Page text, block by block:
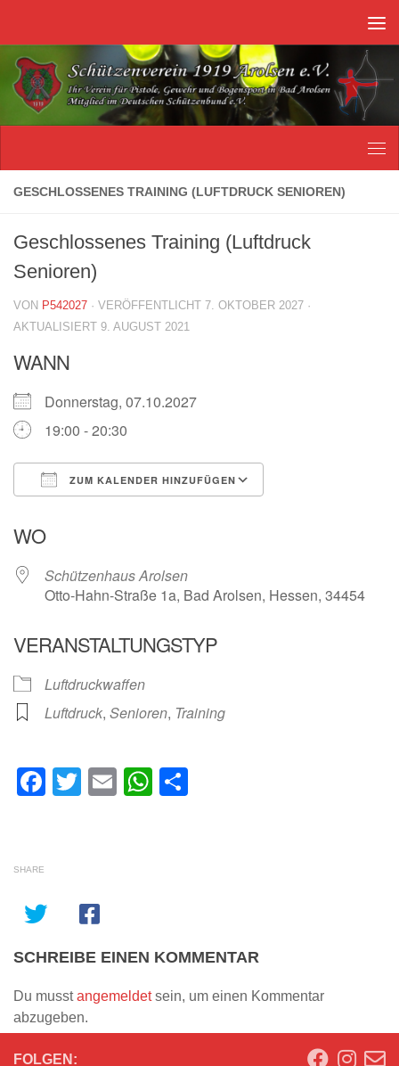
GESCHLOSSENES TRAINING (LUFTDRUCK SENIOREN)
Geschlossenes Training (Luftdruck
Senioren)
VON P542027 · VERÖFFENTLICHT 7. OKTOBER 2027 ·
AKTUALISIERT 9. AUGUST 2021
WANN
Donnerstag, 07.10.2027
19:00 - 20:30
ZUM KALENDER HINZUFÜGEN
WO
Schützenhaus Arolsen
Otto-Hahn-Straße 1a, Bad Arolsen, Hessen, 34454
VERANSTALTUNGSTYP
Luftdruckwaffen
Luftdruck, Senioren, Training
Facebook
Twitter
EmailWhatsApp
SHARE
SCHREIBE EINEN KOMMENTAR
Du musstangemeldetsein, um einen Kommentar
abzugeben.
FOLGEN: